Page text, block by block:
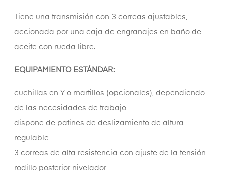
Tiene una transmisión con 3 correas ajustables,
accionada por una caja de engranajes en baño de
aceite con rueda libre.
EQUIPAMIENTO ESTÁNDAR:
cuchillas en Y o martillos (opcionales), dependiendo
de las necesidades de trabajo
dispone de patines de deslizamiento de altura
regulable
3 correas de alta resistencia con ajuste de la tensión
rodillo posterior nivelador